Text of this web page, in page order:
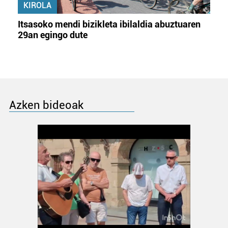
KIROLA
Itsasoko mendi bizikleta ibilaldia abuztuaren
29an egingo dute
Azken bideoak